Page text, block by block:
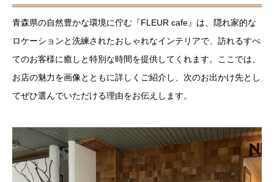
青森県の自然豊かな環境に佇む『FLEUR cafe』は、隠れ家的な
ロケーションと洗練されたおしゃれなインテリアで、訪れるすべ
てのお客様に癒しと特別な時間を提供してくれます。ここでは、
お店の魅力を画像とともに詳しくご紹介し、次のお出かけ先とし
てぜひ選んでいただける理由をお伝えします。